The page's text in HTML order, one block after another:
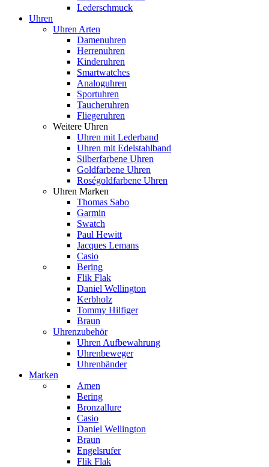
Lederschmuck
Uhren
Uhren Arten
Damenuhren
Herrenuhren
Kinderuhren
Smartwatches
Analoguhren
Sportuhren
Taucheruhren
Fliegeruhren
Weitere Uhren
Uhren mit Lederband
Uhren mit Edelstahlband
Silberfarbene Uhren
Goldfarbene Uhren
Roségoldfarbene Uhren
Uhren Marken
Thomas Sabo
Garmin
Swatch
Paul Hewitt
Jacques Lemans
Casio
Bering
Flik Flak
Daniel Wellington
Kerbholz
Tommy Hilfiger
Braun
Uhrenzubehör
Uhren Aufbewahrung
Uhrenbeweger
Uhrenbänder
Marken
Amen
Bering
Bronzallure
Casio
Daniel Wellington
Braun
Engelsrufer
Flik Flak